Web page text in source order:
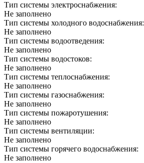
Тип системы электроснабжения:
Не заполнено
Тип системы холодного водоснабжения:
Не заполнено
Тип системы водоотведения:
Не заполнено
Тип системы водостоков:
Не заполнено
Тип системы теплоснабжения:
Не заполнено
Тип системы газоснабжения:
Не заполнено
Тип системы пожаротушения:
Не заполнено
Тип системы вентиляции:
Не заполнено
Тип системы горячего водоснабжения:
Не заполнено